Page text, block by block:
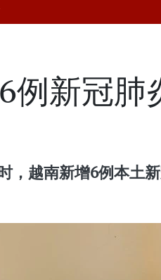
例新冠肺
，越南新增6例本土